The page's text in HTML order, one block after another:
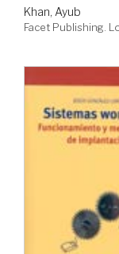
Khan, Ayub
Facet Publishing.